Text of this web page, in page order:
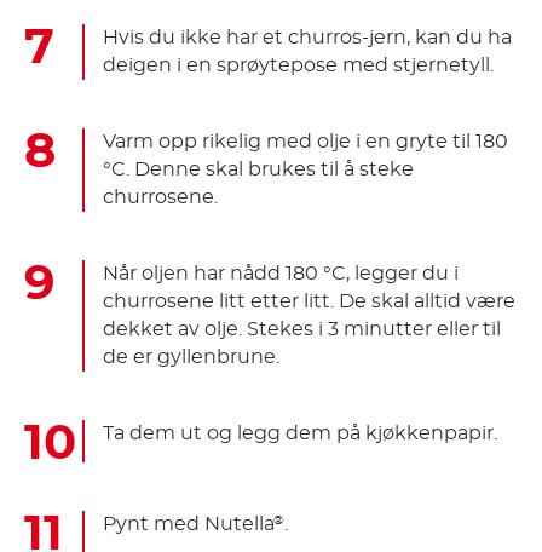
Hvis du ikke har et churros-jern, kan du ha
deigen i en sprøytepose med stjernetyll.
Varm opp rikelig med olje i en gryte til 180
°C. Denne skal brukes til å steke
churrosene.
Når oljen har nådd 180 °C, legger du i
churrosene litt etter litt. De skal alltid være
dekket av olje. Stekes i 3 minutter eller til
de er gyllenbrune.
Ta dem ut og legg dem på kjøkkenpapir.
Pynt med Nutella®